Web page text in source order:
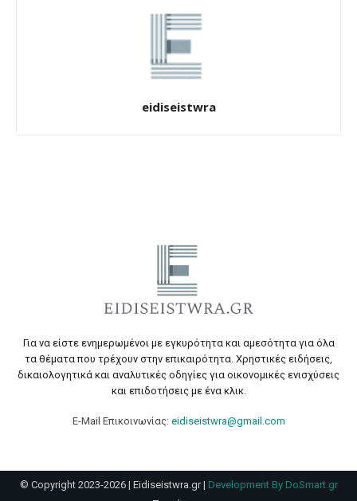
eidiseistwra
Για να είστε ενημερωμένοι με εγκυρότητα και αμεσότητα για όλα
τα θέματα που τρέχουν στην επικαιρότητα. Χρηστικές ειδήσεις,
δικαιολογητικά και αναλυτικές οδηγίες για οικονομικές ενισχύσεις
και επιδοτήσεις με ένα κλικ.
E-Mail Επικοινωνίας: eidiseistwra@gmail.com
© Copyright 2023-2026 | Eidiseistwra.gr | Development By DoSmart.gr